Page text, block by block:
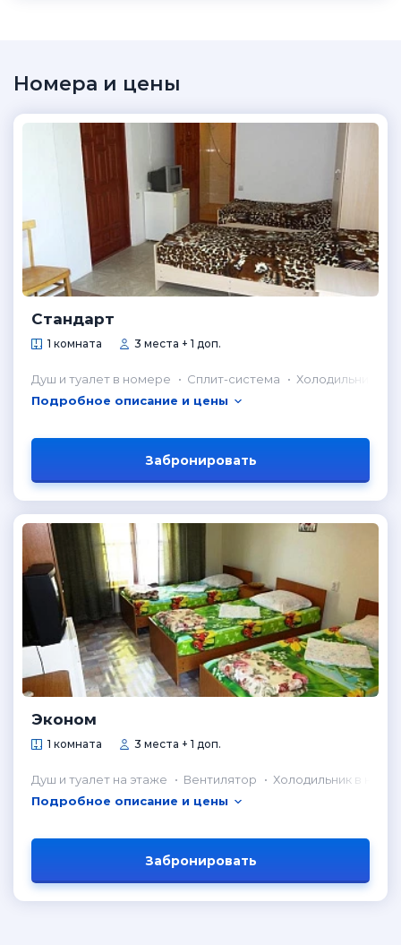
Номера и цены
Стандарт
1 комната 3 места + 1 доп.
Душ и туалет в номере Сплит-система
Холодильник в
Подробное описание и цены
Забронировать
Эконом
1 комната 3 места + 1 доп.
Душ и туалет на этаже Вентилятор
Холодильник в
Подробное описание и цены
Забронировать